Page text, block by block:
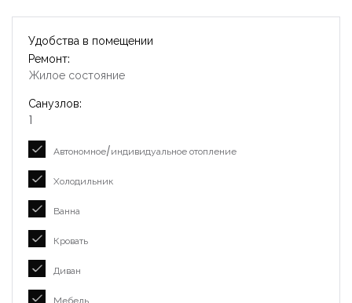
Удобства в помещении
Ремонт:
Жилое состояние
Санузлов:
1
Автономное/индивидуальное отопление
Холодильник
Ванна
Кровать
Диван
Мебель